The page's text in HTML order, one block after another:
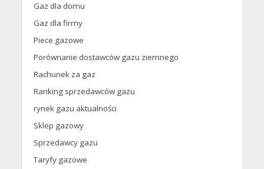
Gaz dla domu
Gaz dla firmy
Piece gazowe
Porównanie dostawców gazu ziemnego
Rachunek za gaz
Ranking sprzedawców gazu
rynek gazu aktualności
Sklep gazowy
Sprzedawcy gazu
Taryfy gazowe